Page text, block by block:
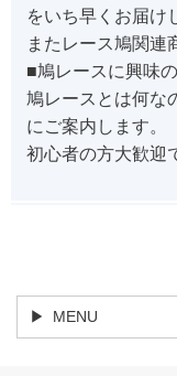
をいち早くお届け
またレース鳩関連
■鳩レースに興味
鳩レースとは何な
にご案内します。
初心者の方大歓迎
MENU